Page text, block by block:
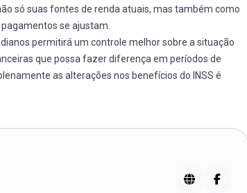
só suas fontes de renda atuais, mas também como
se ajustam.
permitirá um controle melhor sobre a situação
que possa fazer diferença em períodos de
as alterações nos benefícios do INSS é